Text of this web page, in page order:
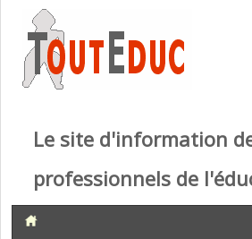
Le site d'information
professionnels de